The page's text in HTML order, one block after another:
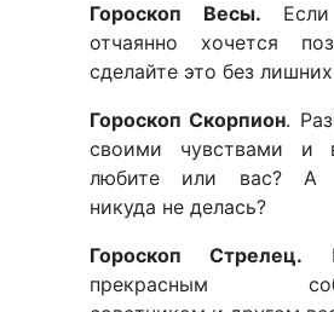
Гороскоп Весы.
отчаянно хочется
сделайте это без
Гороскоп Скорпион.
своими чувствами и
любите или вас? А
никуда не делась?
Гороскоп Стрелец.
прекрасным